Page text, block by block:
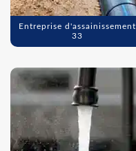
Entreprise d'assainissement
33